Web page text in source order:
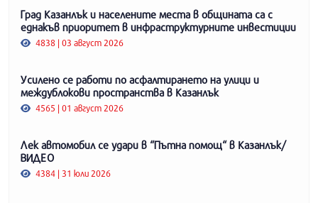
Град Казанлък и населените места в общината са с
еднакъв приоритет в инфраструктурните инвестиции
4838 | 03 август 2026
Усилено се работи по асфалтирането на улици и
междублокови пространства в Казанлък
4565 | 01 август 2026
Лек автомобил се удари в “Пътна помощ“ в Казанлък/
ВИДЕО
4384 | 31 юли 2026